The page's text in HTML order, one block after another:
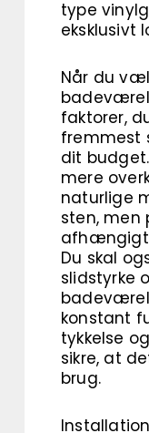
type
eksklusivt
Når du
faktorer,
fremmest
dit
mere
naturlige
sten, men
afhængigt
Du skal
slidstyrke
konstant
tykkelse
sikre, at
brug.